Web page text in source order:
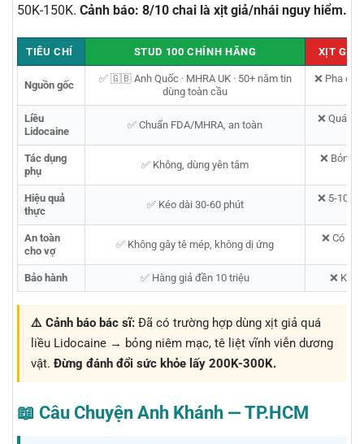
50K-150K. Cảnh báo: 8/10 chai là xịt giả/nhái nguy hiểm.
TIÊU CHÍ STUD 100 CHÍNH HÃNG XỊT GIÁ
Nguồn gốc
✅ 🇬🇧 Anh Quốc · MHRA UK · 50+ năm tin
dùng toàn cầu
❌ Pha
Liều
Lidocaine
✅ Chuẩn FDA/MHRA, an toàn
❌ Quá
Tác dụng
phụ
✅ Không, dùng yên tâm
❌ Bỏng
Hiệu quả
thực
✅ Kéo dài 30-60 phút
❌ 5-10
An toàn
cho vợ
✅ Không gây tê mép, không dị ứng
❌ Có
Bảo hành ✅ Hàng giả đền 10 triệu ❌
⚠️ Cảnh báo bác sĩ: Đã có trường hợp dùng xịt giả quá
liều Lidocaine → bỏng niêm mạc, tê liệt vĩnh viễn dương
vật. Đừng đánh đổi sức khỏe lấy 200K-300K.
📖 Câu Chuyện Anh Khánh — TP.HCM